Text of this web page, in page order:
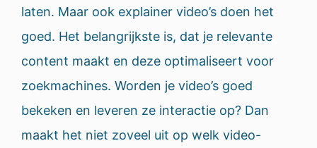
laten. Maar ook explainer video’s doen het
goed. Het belangrijkste is, dat je relevante
content maakt en deze optimaliseert voor
zoekmachines. Worden je video’s goed
bekeken en leveren ze interactie op? Dan
maakt het niet zoveel uit op welk video-